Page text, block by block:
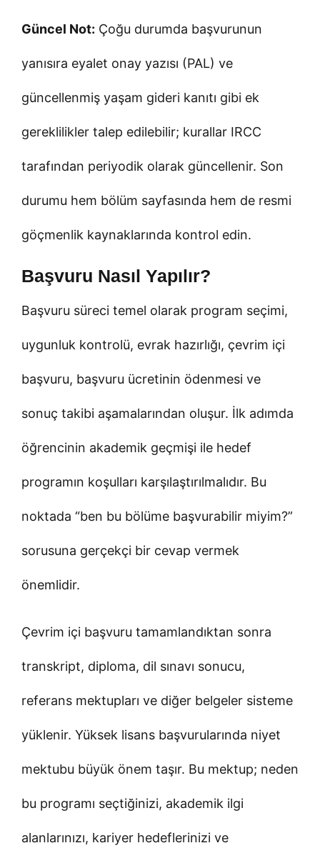
Güncel Not: Çoğu durumda başvurunun
yanısıra eyalet onay yazısı (PAL) ve
güncellenmiş yaşam gideri kanıtı gibi ek
gereklilikler talep edilebilir; kurallar IRCC
tarafından periyodik olarak güncellenir. Son
durumu hem bölüm sayfasında hem de resmi
göçmenlik kaynaklarında kontrol edin.
Başvuru Nasıl Yapılır?
Başvuru süreci temel olarak program seçimi,
uygunluk kontrolü, evrak hazırlığı, çevrim içi
başvuru, başvuru ücretinin ödenmesi ve
sonuç takibi aşamalarından oluşur. İlk adımda
öğrencinin akademik geçmişi ile hedef
programın koşulları karşılaştırılmalıdır. Bu
noktada “ben bu bölüme başvurabilir miyim?”
sorusuna gerçekçi bir cevap vermek
önemlidir.
Çevrim içi başvuru tamamlandıktan sonra
transkript, diploma, dil sınavı sonucu,
referans mektupları ve diğer belgeler sisteme
yüklenir. Yüksek lisans başvurularında niyet
mektubu büyük önem taşır. Bu mektup; neden
bu programı seçtiğinizi, akademik ilgi
alanlarınızı, kariyer hedeflerinizi ve